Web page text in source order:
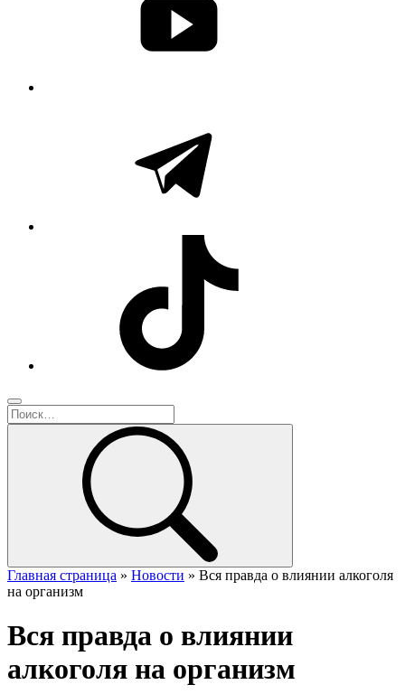
Главная страница » Новости » Вся правда о влиянии алкоголя
на организм
Вся правда о влиянии
алкоголя на организм